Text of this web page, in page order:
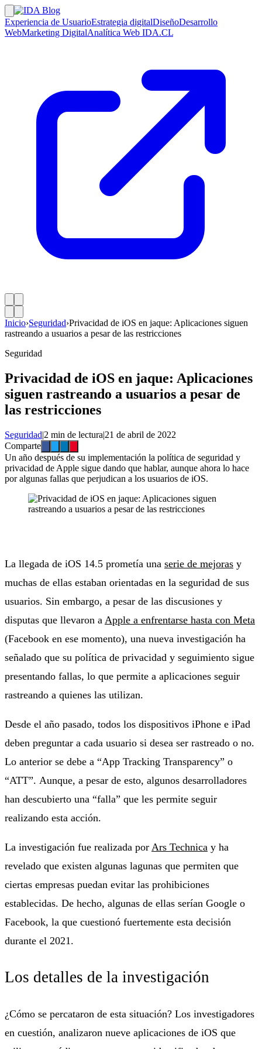
Experiencia de UsuarioEstrategia digitalDiseñoDesarrollo
WebMarketing DigitalAnalítica Web IDA.CL
Inicio›Seguridad›Privacidad de iOS en jaque: Aplicaciones siguen
rastreando a usuarios a pesar de las restricciones
Seguridad
Privacidad de iOS en jaque: Aplicaciones
siguen rastreando a usuarios a pesar de
las restricciones
Seguridad|2 min de lectura|21 de abril de 2022
Comparte
Un año después de su implementación la política de seguridad y
privacidad de Apple sigue dando que hablar, aunque ahora lo hace
por algunas fallas que perjudican a los usuarios de iOS.
La llegada de iOS 14.5 prometía una serie de mejoras y
muchas de ellas estaban orientadas en la seguridad de sus
usuarios. Sin embargo, a pesar de las discusiones y
disputas que llevaron a Apple a enfrentarse hasta con Meta
(Facebook en ese momento), una nueva investigación ha
señalado que su política de privacidad y seguimiento sigue
presentando fallas, lo que permite a aplicaciones seguir
rastreando a quienes las utilizan.
Desde el año pasado, todos los dispositivos iPhone e iPad
deben preguntar a cada usuario si desea ser rastreado o no.
Lo anterior se debe a “App Tracking Transparency” o
“ATT”. Aunque, a pesar de esto, algunos desarrolladores
han descubierto una “falla” que les permite seguir
realizando esta acción.
La investigación fue realizada por Ars Technica y ha
revelado que existen algunas lagunas que permiten que
ciertas empresas puedan evitar las prohibiciones
establecidas. De hecho, algunas de ellas serían Google o
Facebook, la que cuestionó fuertemente esta decisión
durante el 2021.
Los detalles de la investigación
¿Cómo se percataron de esta situación? Los investigadores
en cuestión, analizaron nueve aplicaciones de iOS que